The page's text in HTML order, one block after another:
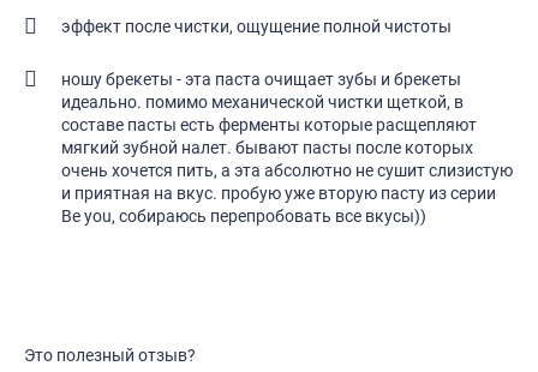
эффект после чистки, ощущение полной чистоты
ношу брекеты - эта паста очищает зубы и брекеты
идеально. помимо механической чистки щеткой, в
составе пасты есть ферменты которые расщепляют
мягкий зубной налет. бывают пасты после которых
очень хочется пить, а эта абсолютно не сушит слизистую
и приятная на вкус. пробую уже вторую пасту из серии
Be you, собираюсь перепробовать все вкусы))
Это полезный отзыв?